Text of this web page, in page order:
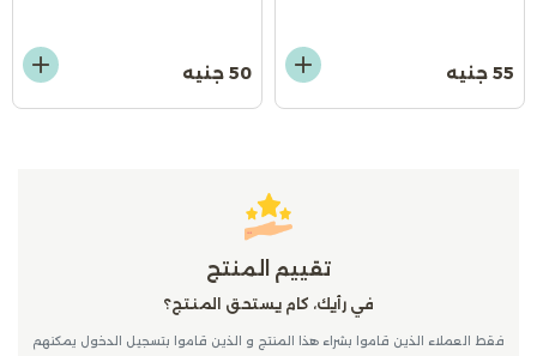
55 جنيه 50 جنيه
تقييم المنتج
في رأيك، كام يستحق المنتج؟
فقط العملاء الذين قاموا بشراء هذا المنتج و الذين قاموا بتسجيل الدخول يمكنهم